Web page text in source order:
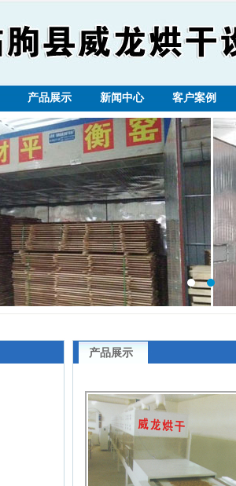
产品展示 新闻中心 客户案例
产品展示